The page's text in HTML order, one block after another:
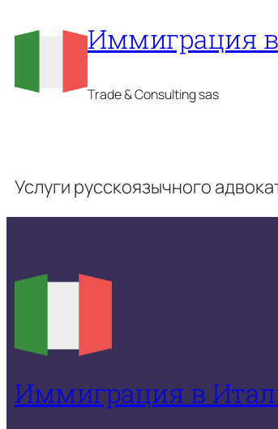
Иммиграция
Trade & Consulting sas
Услуги русскоязычного
Иммиграция в